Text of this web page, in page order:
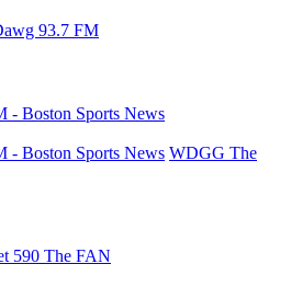
93.7 FM
- Boston Sports News
- Boston Sports News WDGG The
590 The FAN